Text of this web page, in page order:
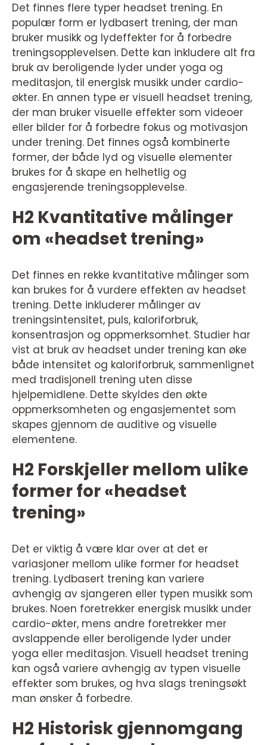
Det finnes flere typer headset trening. En
populær form er lydbasert trening, der man
bruker musikk og lydeffekter for å forbedre
treningsopplevelsen. Dette kan inkludere alt fra
bruk av beroligende lyder under yoga og
meditasjon, til energisk musikk under cardio-
økter. En annen type er visuell headset trening,
der man bruker visuelle effekter som videoer
eller bilder for å forbedre fokus og motivasjon
under trening. Det finnes også kombinerte
former, der både lyd og visuelle elementer
brukes for å skape en helhetlig og
engasjerende treningsopplevelse.
H2 Kvantitative målinger
om «headset trening»
Det finnes en rekke kvantitative målinger som
kan brukes for å vurdere effekten av headset
trening. Dette inkluderer målinger av
treningsintensitet, puls, kaloriforbruk,
konsentrasjon og oppmerksomhet. Studier har
vist at bruk av headset under trening kan øke
både intensitet og kaloriforbruk, sammenlignet
med tradisjonell trening uten disse
hjelpemidlene. Dette skyldes den økte
oppmerksomheten og engasjementet som
skapes gjennom de auditive og visuelle
elementene.
H2 Forskjeller mellom ulike
former for «headset
trening»
Det er viktig å være klar over at det er
variasjoner mellom ulike former for headset
trening. Lydbasert trening kan variere
avhengig av sjangeren eller typen musikk som
brukes. Noen foretrekker energisk musikk under
cardio-økter, mens andre foretrekker mer
avslappende eller beroligende lyder under
yoga eller meditasjon. Visuell headset trening
kan også variere avhengig av typen visuelle
effekter som brukes, og hva slags treningsøkt
man ønsker å forbedre.
H2 Historisk gjennomgang